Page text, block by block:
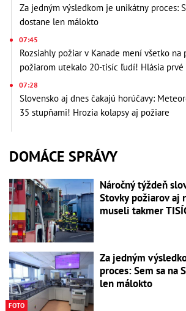
Za jedným výsledkom je unikátny proces:
dostane len málokto
07:45
Rozsiahly požiar v Kanade mení všetko na
požiarom utekalo 20-tisíc ľudí! Hlásia
07:28
Slovensko aj dnes čakajú horúčavy:
35 stupňami! Hrozia kolapsy aj požiare
DOMÁCE SPRÁVY
Náročný týždeň
Stovky požiarov aj
museli takmer
FOTO
Za jedným
proces: Sem sa na
len málokto